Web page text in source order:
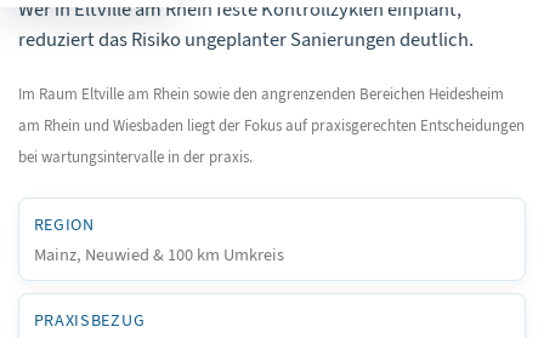
Wer in Eltville am Rhein feste Kontrollzyklen einplant,
reduziert das Risiko ungeplanter Sanierungen deutlich.
Im Raum Eltville am Rhein sowie den angrenzenden Bereichen Heidesheim
am Rhein und Wiesbaden liegt der Fokus auf praxisgerechten Entscheidungen
bei wartungsintervalle in der praxis.
REGION
Mainz, Neuwied & 100 km Umkreis
PRAXISBEZUG